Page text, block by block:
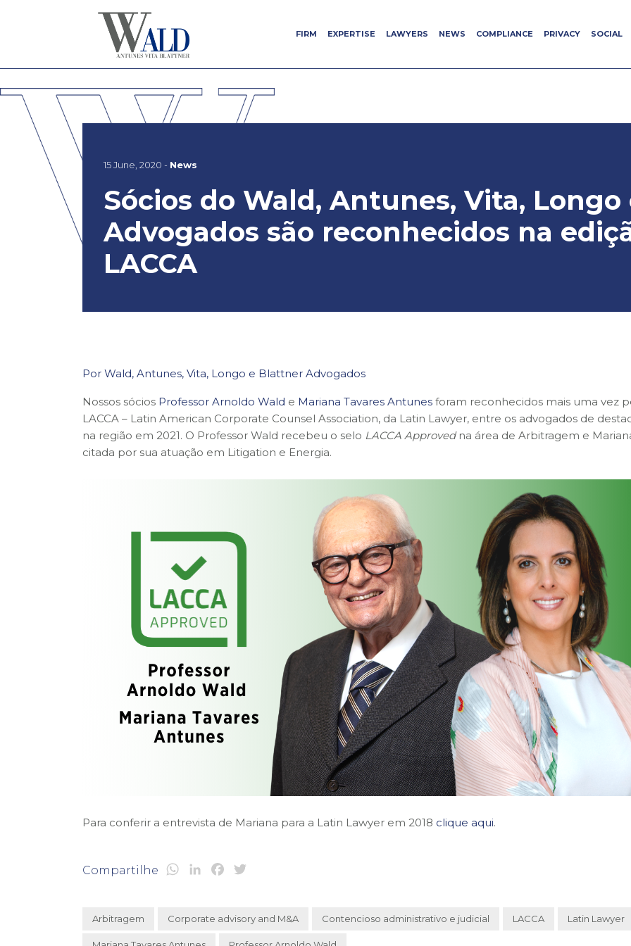
FIRM EXPERTISE LAWYERS NEWS COMPLIANCE PRIVACY SOCIAL
FIRM EXPERTISE LAWYERS NEWS COMPLIANCE PRIVACY SOCIAL
15 June, 2020 - News
Sócios do Wald, Antunes, Vita,
Advogados são reconhecidos na
LACCA
Por Wald, Antunes, Vita, Longo e Blattner Advogados
Nossos sócios Professor Arnoldo Wald e Mariana Tavares Antunes foram reconhecidos mais uma vez
LACCA – Latin American Corporate Counsel Association, da Latin Lawyer, entre os advogados de
na região em 2021. O Professor Wald recebeu o selo LACCA Approvedna área de Arbitragem e
citada por sua atuação em Litigation e Energia.
Para conferir a entrevista de Mariana para a Latin Lawyer em 2018 clique aqui.
Compartilhe WhatsApp
LinkedInFacebook
Arbitragem Corporate advisory and M&A Contencioso administrativo e judicial LACCA Latin Lawyer